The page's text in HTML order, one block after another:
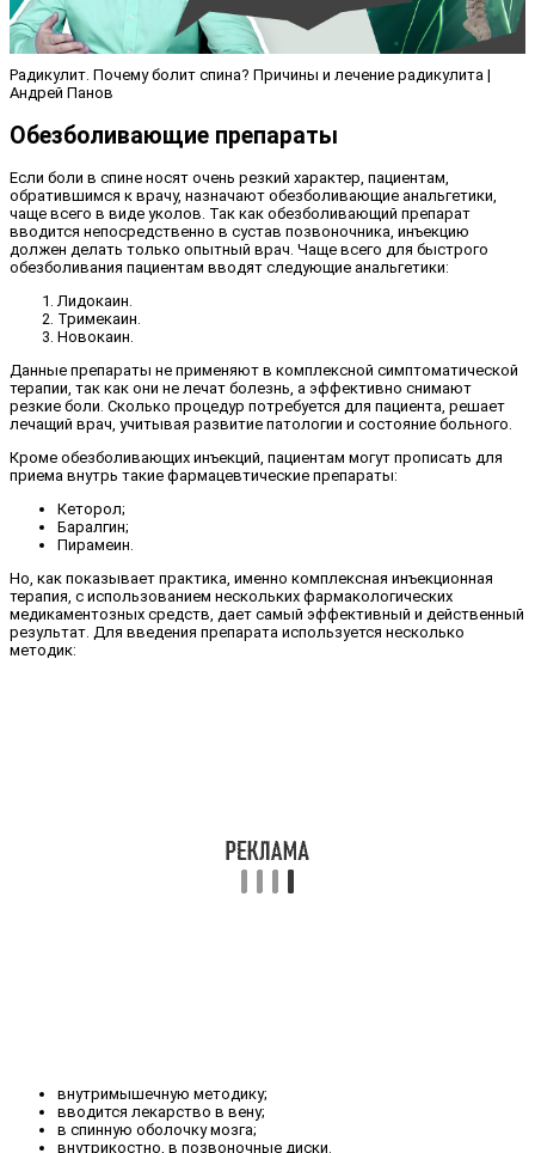
Радикулит. Почему болит спина? Причины и лечение радикулита |
Андрей Панов
Обезболивающие препараты
Если боли в спине носят очень резкий характер, пациентам,
обратившимся к врачу, назначают обезболивающие анальгетики,
чаще всего в виде уколов. Так как обезболивающий препарат
вводится непосредственно в сустав позвоночника, инъекцию
должен делать только опытный врач. Чаще всего для быстрого
обезболивания пациентам вводят следующие анальгетики:
Лидокаин.
Тримекаин.
Новокаин.
Данные препараты не применяют в комплексной симптоматической
терапии, так как они не лечат болезнь, а эффективно снимают
резкие боли. Сколько процедур потребуется для пациента, решает
лечащий врач, учитывая развитие патологии и состояние больного.
Кроме обезболивающих инъекций, пациентам могут прописать для
приема внутрь такие фармацевтические препараты:
Кеторол;
Баралгин;
Пирамеин.
Но, как показывает практика, именно комплексная инъекционная
терапия, с использованием нескольких фармакологических
медикаментозных средств, дает самый эффективный и действенный
результат. Для введения препарата используется несколько
методик:
внутримышечную методику;
вводится лекарство в вену;
в спинную оболочку мозга;
внутрикостно, в позвоночные диски.